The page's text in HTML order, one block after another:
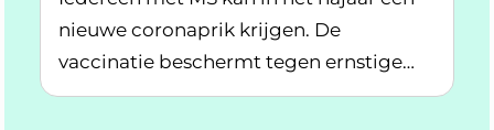
nieuwe coronaprik krijgen. De
vaccinatie beschermt tegen ernstige
ziekte en opname in het ziekenhuis
Lees meer over De coronaprik en MS